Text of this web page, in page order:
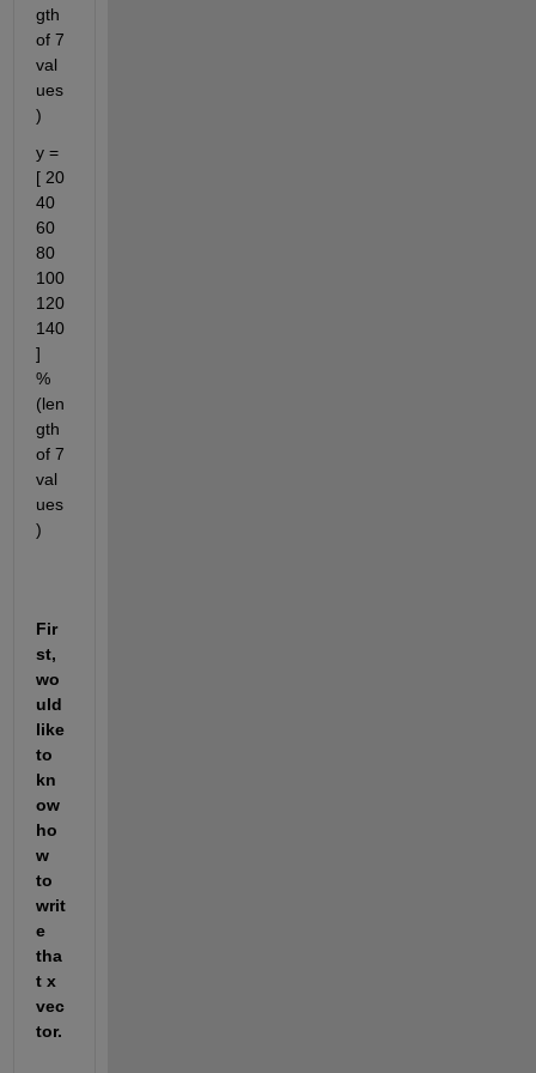
gth
of 7
val
ues
)
y =
[ 20
40
60
80
100
120
140
]
%
(len
gth
of 7
val
ues
)
Fir
st,
wo
uld
like
to
kn
ow
ho
w
to
writ
e
tha
t x
vec
tor.